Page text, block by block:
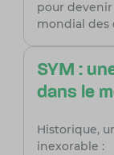
pour devenir
mondial des
SYM :
dans le
Historique,
inexorable :